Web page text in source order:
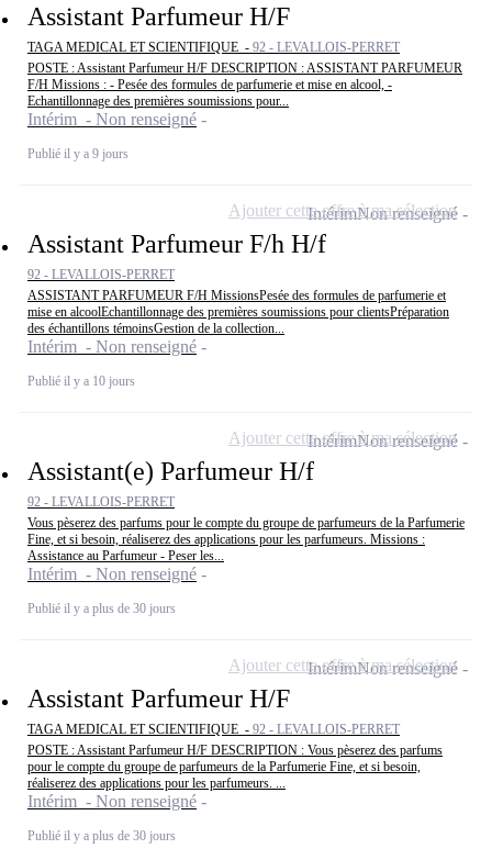
Assistant Parfumeur H/F
TAGA MEDICAL ET SCIENTIFIQUE - 92 - LEVALLOIS-PERRET
POSTE : Assistant Parfumeur H/F DESCRIPTION : ASSISTANT PARFUMEUR
F/H Missions : - Pesée des formules de parfumerie et mise en alcool, -
Echantillonnage des premières soumissions pour...
Intérim - Non renseigné
Publié il y a 9 jours
Assistant Parfumeur F/h H/f
92 - LEVALLOIS-PERRET
ASSISTANT PARFUMEUR F/H MissionsPesée des formules de parfumerie et
mise en alcoolEchantillonnage des premières soumissions pour clientsPréparation
des échantillons témoinsGestion de la collection...
Intérim - Non renseigné
Publié il y a 10 jours
IntérimNon renseigné
Ajouter cette offre à ma sélection
Assistant(e) Parfumeur H/f
92 - LEVALLOIS-PERRET
Vous pèserez des parfums pour le compte du groupe de parfumeurs de la Parfumerie
Fine, et si besoin, réaliserez des applications pour les parfumeurs. Missions :
Assistance au Parfumeur - Peser les...
Intérim - Non renseigné
Publié il y a plus de 30 jours
IntérimNon renseigné
Ajouter cette offre à ma sélection
Assistant Parfumeur H/F
TAGA MEDICAL ET SCIENTIFIQUE - 92 - LEVALLOIS-PERRET
POSTE : Assistant Parfumeur H/F DESCRIPTION : Vous pèserez des parfums
pour le compte du groupe de parfumeurs de la Parfumerie Fine, et si besoin,
réaliserez des applications pour les parfumeurs. ...
Intérim - Non renseigné
Publié il y a plus de 30 jours
IntérimNon renseigné
Ajouter cette offre à ma sélection